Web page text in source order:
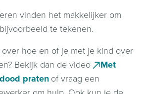
vinden het makkelijker om
te tekenen.
hoe en of je met je kind over
Bekijk dan de video
Met
pratenof vraag een